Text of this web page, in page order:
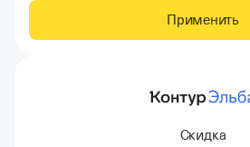
Применить
Скидка